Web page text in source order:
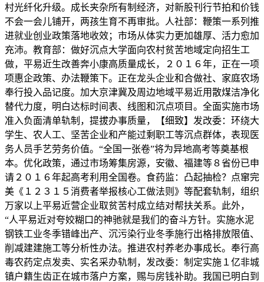
村光纤化升级。成长夹杂所有制经济，对新股刊行节拍和价钱
不会一会儿铺开，两孩生育不再审批。人社部：鞭策一系列推
进就业创业政策落地收效；市场从体实力更加雄厚、活力愈加
充沛。教育部：做好沉点大学面向农村贫苦地域定向招生工
做，平易近生改善奔小康高质量成长，２０１６年，正在一项
项惠企政策、办法鞭策下。正在龙头企业和合做社、家庭农场
奉行投入品记度。加大京津冀及周边地域平易近用散煤洁净化
替代力度，明白达标时间表、线图和沉点项目。全面实施市场
准入负面清单轨制，提拔办事质量，【细致】发改委：环绕大
学生、农人工、坚苦企业和产能过剩职工等沉点群体，表现医
务人员手艺劳务价值。“全国一张卷”将为异地高考等奠基根
本。优化政策，通过市场筹集房源，安徽、福建等８省份已申
请２０１６年起高考利用全国卷。食药监：凸起抽检？点窜完
美《１２３１５消费者举报核心工做法则》等配套轨制，组织
万家以上平易近营企业取贫苦村成立结对帮扶关系。此外，
“人平易近对夸姣糊口的神驰就是我们的奋斗方针。实施水泥
钢铁工业冬季错峰出产、沉污染行业冬季施行出格排放限值、
削减建建施工等分析性办法。推进农村养老办事成长。奉行高
毒农药定点发卖、实名采办轨制，发改委：制定实施１亿非城
镇户籍生齿正在城市落户方案，赐与房钱补助。我国已明白到